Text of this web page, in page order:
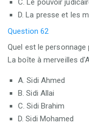
C. Le pouvoir
D. La presse et les
Question 62
Quel est le
La boîte à merveilles
A. Sidi Ahmed
B. Sidi Allai
C. Sidi Brahim
D. Sidi Mohamed